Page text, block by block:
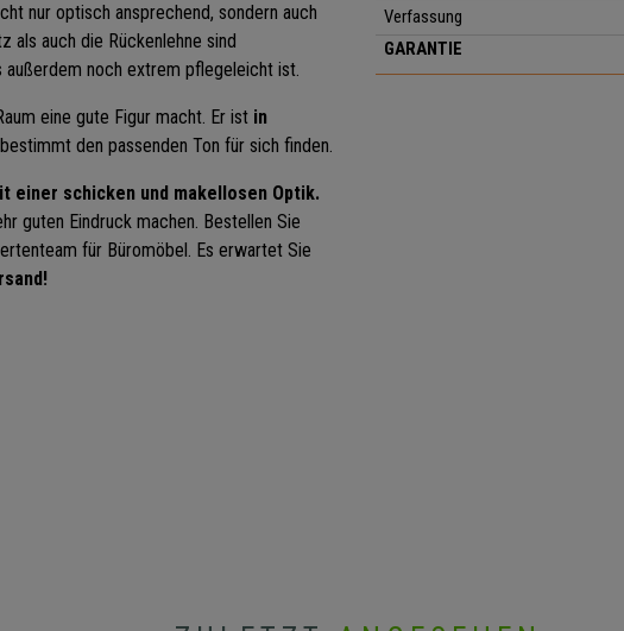
nur optisch ansprechend, sondern auch
als auch die Rückenlehne sind
außerdem noch extrem pflegeleicht ist.
eine gute Figur macht. Er ist in
den passenden Ton für sich finden.
einer schicken und makellosen Optik.
guten Eindruck machen. Bestellen Sie
für Büromöbel. Es erwartet Sie
Verfassung
GARANTIE